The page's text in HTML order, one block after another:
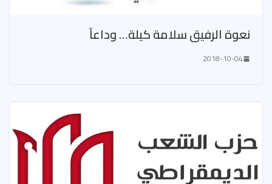
نعوة الرفيق سلامة كيلة… وداعاً
2018-10-04